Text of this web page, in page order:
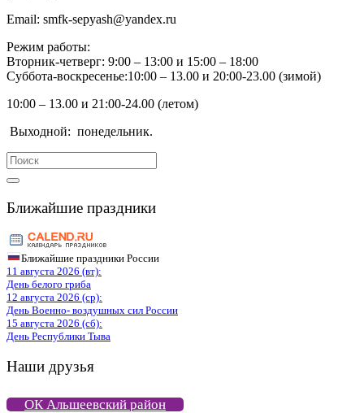
Email: smfk-sepyash@yandex.ru
Режим работы:
Вторник-четверг: 9:00 – 13:00 и 15:00 – 18:00
Суббота-воскресенье:10:00 – 13.00 и 20:00-23.00 (зимой)
10:00 – 13.00 и 21:00-24.00 (летом)
Выходной: понедельник.
Search
for:
Ближайшие праздники
Ближайшие праздники России
11 августа 2026 (вт):
День белого гриба
12 августа 2026 (ср):
День Военно- воздушных сил России
15 августа 2026 (сб):
День Республики Тыва
Наши друзья
ОК Альшеевский район